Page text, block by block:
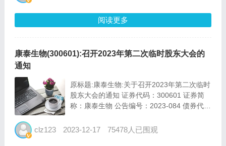
司参与投资了36...
阅读更多
康泰生物(300601):召开2023年第二次临时股东大会的
通知
原标题:康泰生物:关于召开2023年第二次临时
股东大会的通知 证券代码：300601 证券简
称：康泰生物 公告编号：2023-084 债券代
物制品股份有限公司 关于召开2023年第二次
clz123 2023-12-17 75478人已围观